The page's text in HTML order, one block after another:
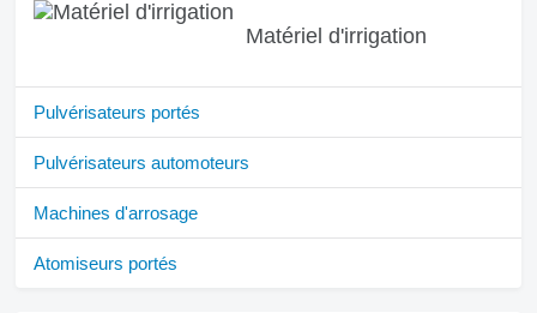
Matériel d'irrigation
Pulvérisateurs portés
Pulvérisateurs automoteurs
Machines d'arrosage
Atomiseurs portés